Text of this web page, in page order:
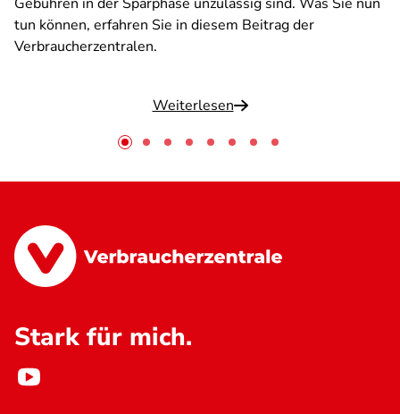
tun können, erfahren Sie in diesem Beitrag der
Verbraucherzentralen.
Weiterlesen
Stark für mich.